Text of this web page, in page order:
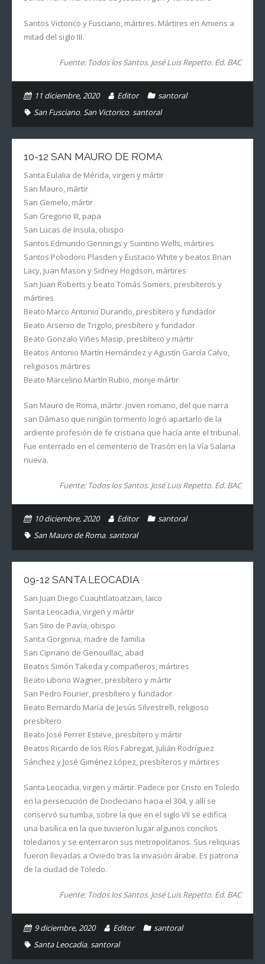
Santos Victorico y Fusciano, mártires. Mártires en Amiens a
mitad del siglo III.
Fuente: Todos los Santos. José Luis Repetto. Ed. BAC
11 diciembre, 2020 Editor
santoral
San Fusciano,San Victorico,santoral
10-12 SAN MAURO DE ROMA
Santa Eulalia de Mérida, virgen y mártir
San Mauro, mártir
San Gemelo, mártir
San Gregorio III, papa
San Lucas de Insula, obispo
Santos Edmundo Gennings y Suintino Wells, mártires
Santos Poliodoro Plasden y Eustacio White y beatos Brian
Lacy, Juan Mason y Sidney Hogdson, mártires
San Juan Roberts y beato Tomás Somers, presbíteros y
mártires
Beato Marco Antonio Durando, presbítero y fundador
Beato Arsenio de Trigolo, presbítero y fundador
Beato Gonzalo Viñes Masip, presbítero y mártir
Beatos Antonio Martín Hernández y Agustín García Calvo,
religiosos mártires
Beato Marcelino Martín Rubio, monje mártir
San Mauro de Roma, mártir. Joven romano, del que narra
san Dámaso que ningún tormento logró apartarlo de la
ardiente profesión de fe cristiana que hacía ante el tribunal.
Fue enterrado en el cementerio de Trasón en la Vía Salaria
nueva.
Fuente: Todos los Santos. José Luis Repetto. Ed. BAC
10 diciembre, 2020 Editor
santoral
San Mauro de Roma,santoral
09-12 SANTA LEOCADIA
San Juan Diego Cuauhtlatoatzain, laico
Santa Leocadia, virgen y mártir
San Siro de Pavía, obispo
Santa Gorgonia, madre de familia
San Cipriano de Genouillac, abad
Beatos Simón Takeda y compañeros, mártires
Beato Liborio Wagner, presbítero y mártir
San Pedro Fourier, presbítero y fundador
Beato Bernardo María de Jesús Silvestrelli, religioso
presbítero
Beato José Ferrer Esteve, presbítero y mártir
Beatos Ricardo de los Ríos Fabregat, Julián Rodríguez
Sánchez y José Giménez López, presbíteros y mártires
Santa Leocadia, virgen y mártir. Padece por Cristo en Toledo
en la persecución de Diocleciano hacia el 304, y allí se
conservó su tumba, sobre la que en el siglo VII se edifica
una basílica en la que tuvieron lugar algunos concilios
toledanos y se enterraron sus metropolitanos. Sus reliquias
fueron llevadas a Oviedo tras la invasión árabe. Es patrona
de la ciudad de Toledo.
Fuente: Todos los Santos. José Luis Repetto. Ed. BAC
9 diciembre, 2020 Editor
santoral
Santa Leocadia,santoral